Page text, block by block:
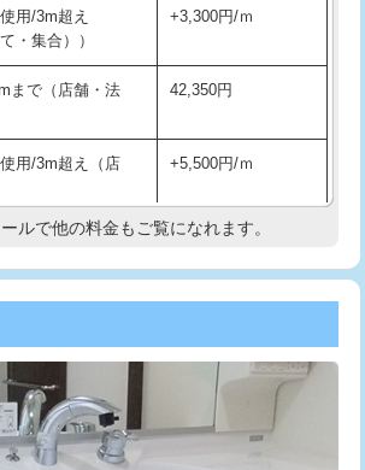
㎝以上） 66,000円
厚さ10㎝まで） 27,500円
厚さ10㎝超え）
10㎝まで）
10㎝超え） 38,500円
38,500円
現場見積
までの価格です。
水栓） 16,500円
ル加工)
ド止め) 3,300円
金具設置) 5,500円
材使用（バンド止
5,500円
掘削・埋め戻し作
11,000円
管（VP・HI）使
33,000円
用/3m超え
・集合））
+3,300円/ｍ
まで（店舗・法
42,350円
用/3m超え（店
+5,500円/ｍ
現地調査
まで
/3m超え +3,300円
33,000円
ルで他の料金もご覧になれます。